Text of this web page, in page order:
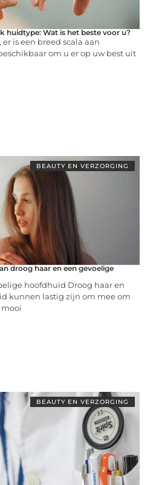
huidtype: Wat is het beste voor u?
is een breed scala aan
om u er op uw best uit
BEAUTY EN VERZORGING
droog haar en een gevoelige
hoofdhuid Droog haar en
kunnen lastig zijn om mee om
mooi
BEAUTY EN VERZORGING